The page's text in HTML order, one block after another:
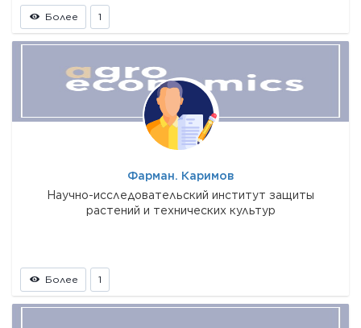
Более 1
Фарман. Каримов
Научно-исследовательский институт защиты
растений и технических культур
Более 1